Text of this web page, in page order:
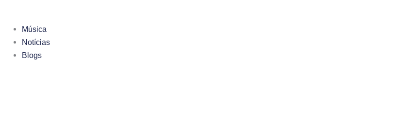
conteúdo
Música
Notícias
Blogs